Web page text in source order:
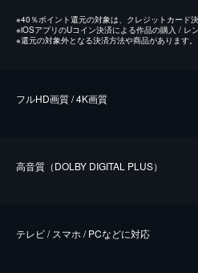
※40％ポイント還元の対象は、クレジットカード
※iOSアプリのUコイン決済による作品の購入 / レ
※還元の対象外となる決済方法や商品があります
フルHD画質 / 4K画質
⾼⾳質（DOLBY DIGITAL PLUS）
テレビ / スマホ / PCなどに対応